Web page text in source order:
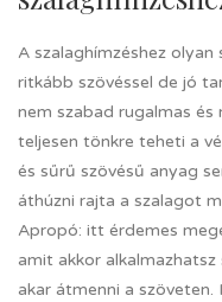
A szalaghímzéshez
ritkább szövéssel de jó
nem szabad rugalmas
teljesen tönkre teheti a
és sűrű szövésű anyag
áthúzni rajta a szalagot
Apropó: itt érdemes
amit akkor alkalmazhatsz
akar átmenni a